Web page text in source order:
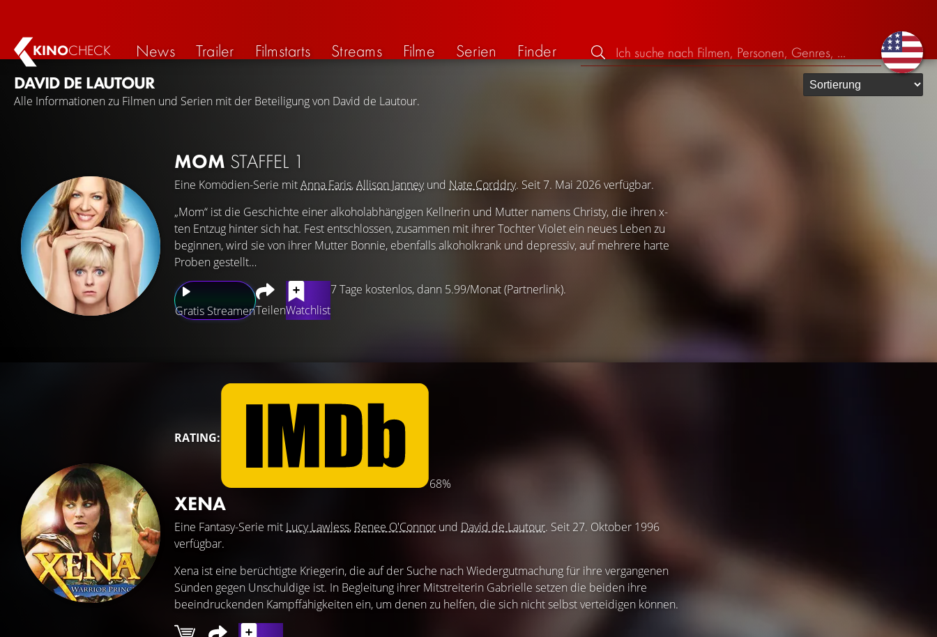
KINOCHECK News Trailer Filmstarts Streams Filme Serien
Finder
DAVID DE LAUTOUR
Alle Informationen zu Filmen und Serien mit der Beteiligung von David de Lautour.
MOM STAFFEL 1
Eine Komödien-Serie mitAnna Faris,Allison Janneyund Nate Corddry. Seit 7. Mai 2026 verfügbar.
Gratis StreamenTeilenWatchlist
7 Tage kostenlos, dann 5.99/Monat (Partnerlink).
„Mom“ ist die Geschichte einer alkoholabhängigen Kellnerin und Mutter namens Christy, die ihren x-
ten Entzug hinter sich hat. Fest entschlossen, zusammen mit ihrer Tochter Violet ein neues Leben zu
beginnen, wird sie von ihrer Mutter Bonnie, ebenfalls alkoholkrank und depressiv, auf mehrere harte
Proben gestellt…
RATING:
68%
XENA
Eine Fantasy-Serie mit Lucy Lawless, Renee O'Connor und David de Lautour. Seit 27. Oktober 1996
verfügbar.
Xena ist eine berüchtigte Kriegerin, die auf der Suche nach Wiedergutmachung für ihre vergangenen
Sünden gegen Unschuldige ist. In Begleitung ihrer Mitstreiterin Gabrielle setzen die beiden ihre
beeindruckenden Kampffähigkeiten ein, um denen zu helfen, die sich nicht selbst verteidigen können.